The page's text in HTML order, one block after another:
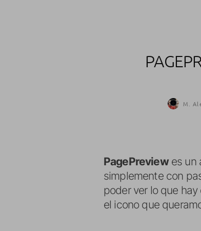
M.
PagePreviewes un
simplemente con
poder ver lo que
el icono que